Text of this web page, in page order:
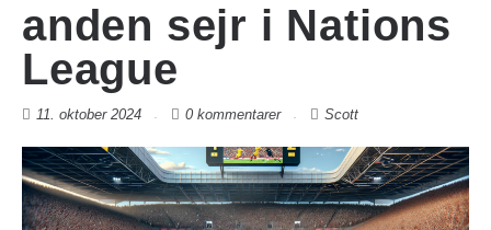
anden sejr i Nations
League
11. oktober 2024 0 kommentarer Scott